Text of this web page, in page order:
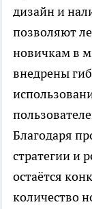
дизайн и
позволяют
новичкам в
внедрены
Благодаря
стратегии и
остаётся
количество